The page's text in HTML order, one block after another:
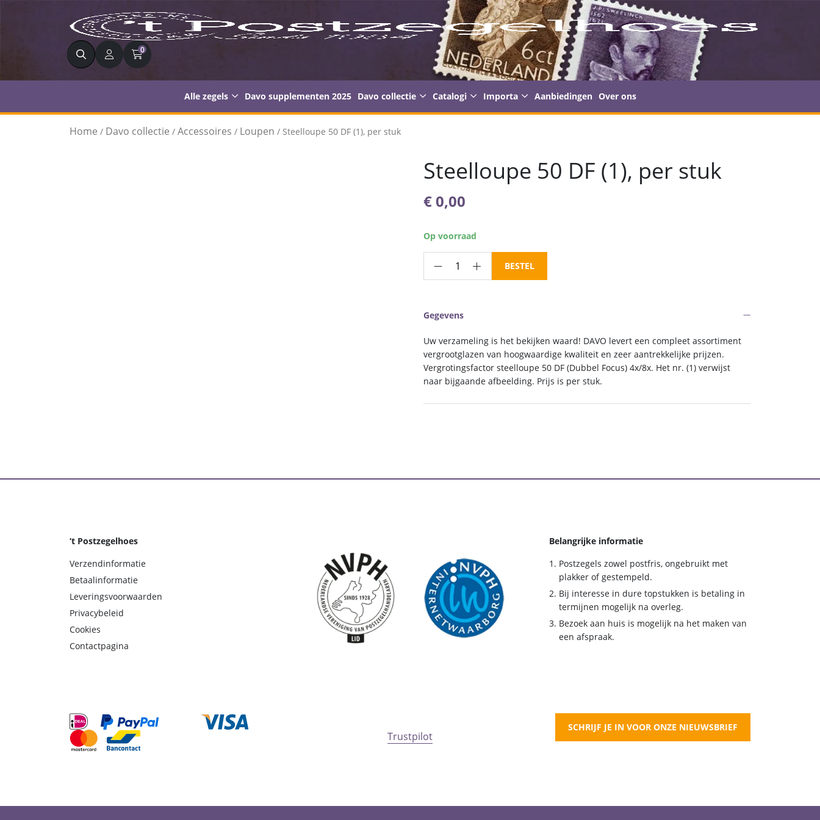
Zoeken 0
Alle zegels Davo supplementen 2025 Davo collectie Catalogi Importa Aanbiedingen Over ons
Home / Davo collectie / Accessoires / Loupen / Steelloupe 50 DF (1), per stuk
Steelloupe 50 DF (1), per stuk
€ 0,00
Op voorraad
Steelloupe
50
stuk
aantal
BESTEL
Gegevens
Uw verzameling is het bekijken waard! DAVO levert een compleet assortiment
vergrootglazen van hoogwaardige kwaliteit en zeer aantrekkelijke prijzen.
Vergrotingsfactor steelloupe 50 DF (Dubbel Focus) 4x/8x. Het nr. (1) verwijst
naar bijgaande afbeelding. Prijs is per stuk.
‘t Postzegelhoes
Verzendinformatie
Betaalinformatie
Leveringsvoorwaarden
Privacybeleid
Cookies
Contactpagina
Belangrijke informatie
Postzegels zowel postfris, ongebruikt met
plakker of gestempeld.
Bij interesse in dure topstukken is betaling in
termijnen mogelijk na overleg.
Bezoek aan huis is mogelijk na het maken van
een afspraak.
Trustpilot
SCHRIJF JE IN VOOR ONZE NIEUWSBRIEF